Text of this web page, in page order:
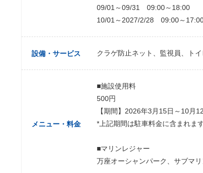
09/01～09/31 09:00～18:00
10/01～2027/2/28 09:00～
設備・サービス クラゲ防止ネット、監視員、ト
メニュー・料金
■施設使用料
500円
【期間】2026年3月15日～10月
*上記期間は駐車料金に含まれます
■マリンレジャー
万座オーシャンパーク、サブマ